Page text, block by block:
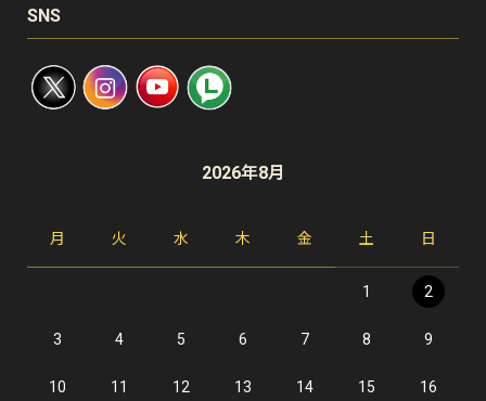
SNS
2026年8月
月 火 水 木 金 土 日
1 2
3 4 5 6 7 8 9
10 11 12 13 14 15 16